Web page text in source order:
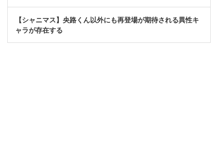
【シャニマス】央路くん以外にも再登場が期待される異性キ
ャラが存在する